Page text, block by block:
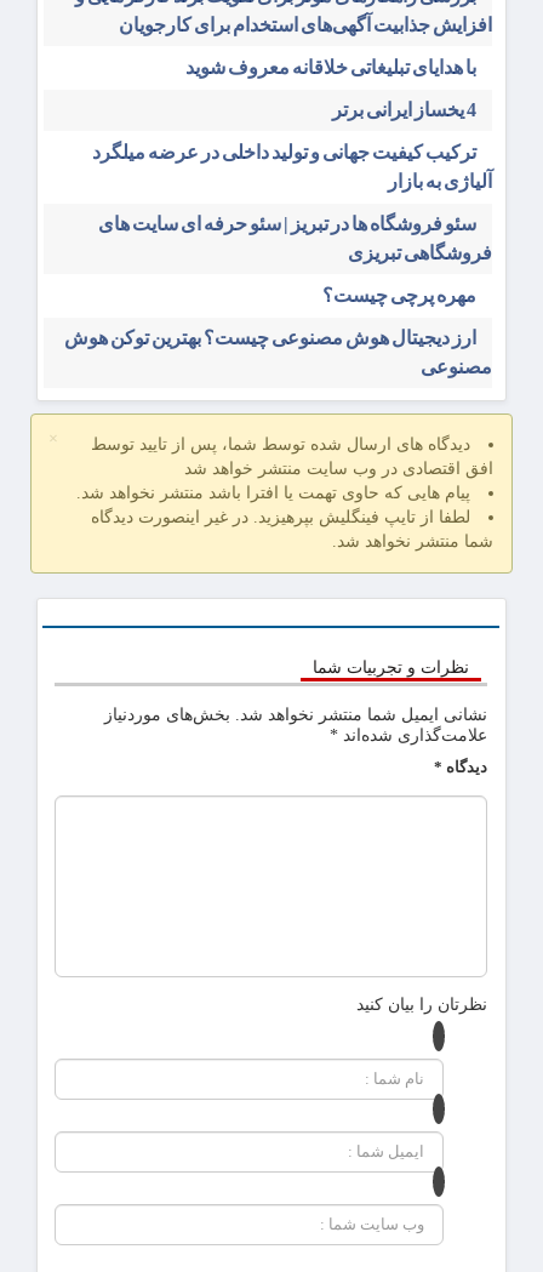
افزایش جذابیت آگهی‌های استخدام برای کارجویان
با هدایای تبلیغاتی خلاقانه معروف شوید
4 یخساز ایرانی برتر
ترکیب کیفیت جهانی و تولید داخلی در عرضه میلگرد
آلیاژی به بازار
سئو فروشگاه‌ ها در تبریز | سئو حرفه ای سایت های
فروشگاهی تبریزی
مهره پرچی چیست؟
ارز دیجیتال هوش مصنوعی چیست؟ بهترین توکن هوش
مصنوعی
×
دیدگاه های ارسال شده توسط شما، پس از تایید توسط
افق اقتصادی در وب سایت منتشر خواهد شد
پیام هایی که حاوی تهمت یا افترا باشد منتشر نخواهد شد.
لطفا از تایپ فینگلیش بپرهیزید. در غیر اینصورت دیدگاه
شما منتشر نخواهد شد.
نظرات و تجربیات شما
نشانی ایمیل شما منتشر نخواهد شد. بخش‌های موردنیاز
علامت‌گذاری شده‌اند *
دیدگاه *
نظرتان را بیان کنید